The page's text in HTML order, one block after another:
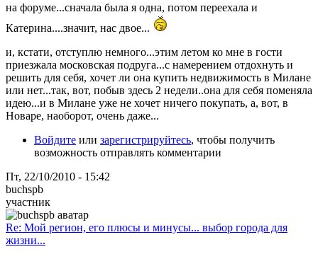
на форуме...сначала была я одна, потом переехала и
Катерина....значит, нас двое...
и, кстати, отступлю немного...этим летом ко мне в гости
приезжала московская подруга...с намерением отдохнуть и
решить для себя, хочет ли она купить недвижимость в Милане
или нет...так, вот, побыв здесь 2 недели..она для себя поменяла
идею...и в Милане уже не хочет ничего покупать, а, вот, в
Новаре, наоборот, очень даже...
Войдите или зарегистрируйтесь, чтобы получить
возможность отправлять комментарии
Пт, 22/10/2010 - 15:42
buchspb
участник
Re: Мой регион, его плюсы и минусы... выбор города для
жизни...